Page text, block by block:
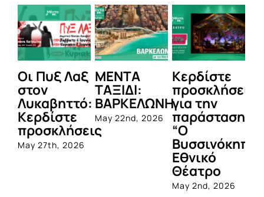
Οι Πυξ Λαξ
στον
Λυκαβηττό:
Κερδίστε
προσκλήσεις
May 27th, 2026
ΜΕΝΤΑ
ΤΑΞΙΔΙ:
ΒΑΡΚΕΛΩΝΗ
May 22nd, 2026
Κερδίστε
προσκλήσεις
για την
παράσταση
“Ο
Εθνικό
Θέατρο
May 2nd, 2026